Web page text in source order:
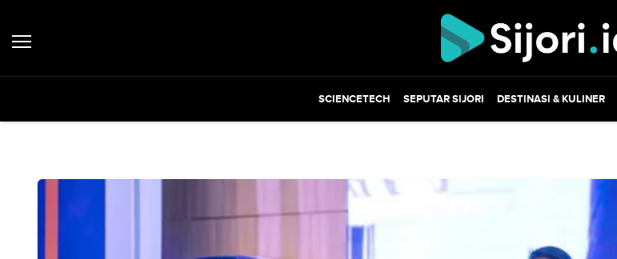
SCIENCETECH SEPUTAR SIJORI DESTINASI & KULINER